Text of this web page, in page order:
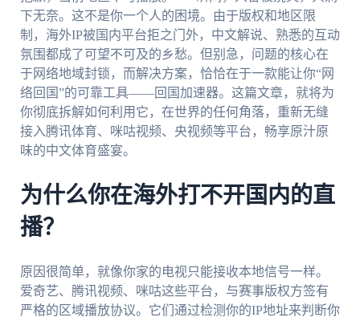
下无奈。这不是你一个人的困境。由于版权和地区限
制，海外IP被国内平台拒之门外，中文解说、熟悉的互动
氛围都成了可望不可及的乡愁。但别急，问题的核心在
于网络地域封锁，而解决方案，恰恰在于一款能让你“网
络回国”的可靠工具——回国加速器。这篇文章，就将为
你彻底拆解如何利用它，在世界的任何角落，重新无缝
接入腾讯体育、咪咕视频、央视频等平台，畅享原汁原
味的中文体育盛宴。
为什么你在海外打不开国内的直
播？
原因很简单，就像你家的电视只能接收本地信号一样。
爱奇艺、腾讯视频、咪咕这些平台，与赛事版权方签有
严格的区域播放协议。它们通过检测你的IP地址来判断你